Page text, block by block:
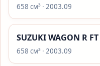
658 см³ · 2003.09
SUZUKI WAGON R FT
658 см³ · 2003.09